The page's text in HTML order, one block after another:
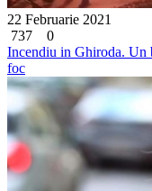
22 Februarie 2021
737
0
Incendiu in Ghiroda. Un
foc